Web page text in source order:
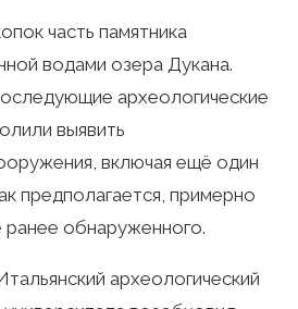
часть памятника
водами озера Дукана.
археологические
выявить
включая ещё один
предполагается, примерно
ранее обнаруженного.
археологический